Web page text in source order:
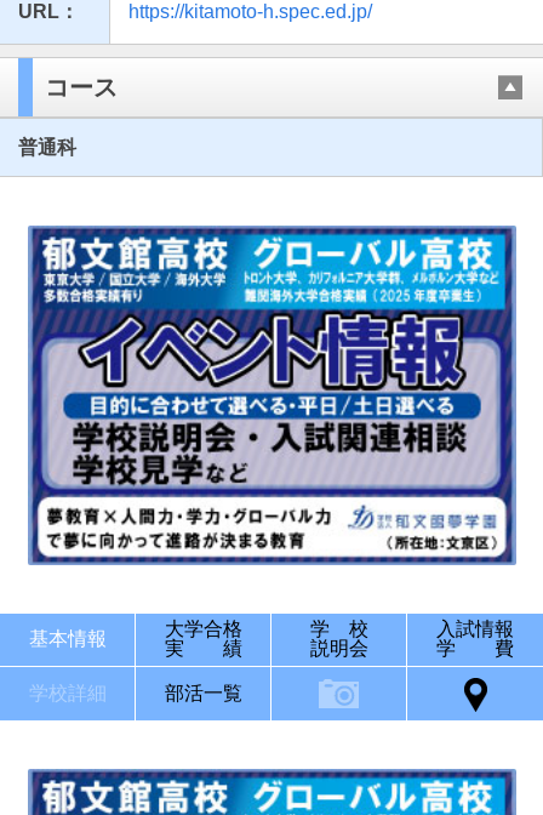
ブックマークした学校
URL： https://kitamoto-h.spec.ed.jp/
コース
普通科
基本情報
大学合格
実 績
学 校
説明会
入試情報
学 費
学校詳細 部活一覧